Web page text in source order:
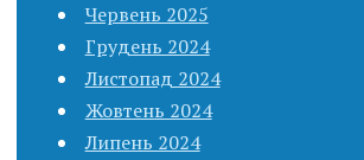
Червень 2025
Грудень 2024
Листопад 2024
Жовтень 2024
Липень 2024